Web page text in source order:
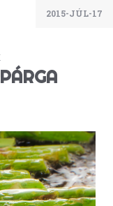
2015-JÚL-17